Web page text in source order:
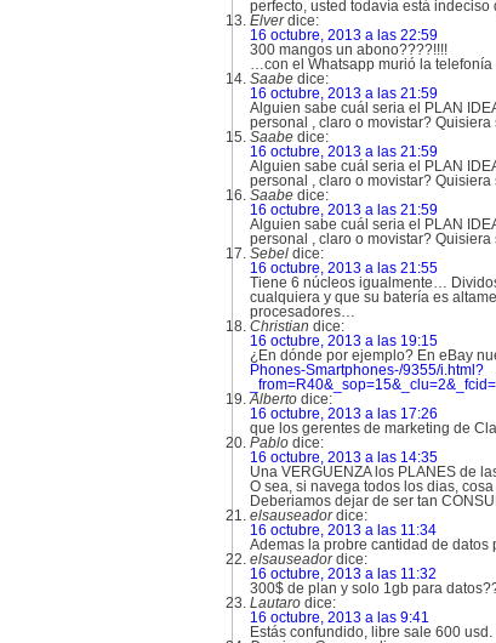
perfecto, usted todavía está
Elver dice:
16 octubre, 2013 a las 22:59
300 mangos un abono????!!!!
…con el Whatsapp murió la
Saabe dice:
16 octubre, 2013 a las 21:59
Alguien sabe cuál seria el PLAN
personal , claro o movistar?
Saabe dice:
16 octubre, 2013 a las 21:59
Alguien sabe cuál seria el PLAN
personal , claro o movistar?
Saabe dice:
16 octubre, 2013 a las 21:59
Alguien sabe cuál seria el PLAN
personal , claro o movistar?
Sebel dice:
16 octubre, 2013 a las 21:55
Tiene 6 núcleos igualmente…
cualquiera y que su batería es
procesadores…
Christian dice:
16 octubre, 2013 a las 19:15
¿En dónde por ejemplo? En eBay
Phones-Smartphones-/9355/i.html?
Alberto dice:
16 octubre, 2013 a las 17:26
que los gerentes de marketing de
Pablo dice:
16 octubre, 2013 a las 14:35
Una VERGUENZA los PLANES de
O sea, si navega todos los dias,
Deberiamos dejar de ser tan
elsauseador dice:
16 octubre, 2013 a las 11:34
Ademas la probre cantidad de datos
elsauseador dice:
16 octubre, 2013 a las 11:32
300$ de plan y solo 1gb para
Lautaro dice:
16 octubre, 2013 a las 9:41
Estás confundido, libre sale 600